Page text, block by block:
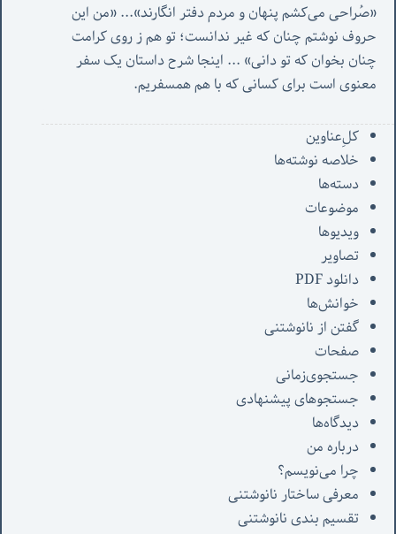
«صُراحی می‌کشم پنهان‌ و مردم‌ دفتر انگارند»... «
چنان بخوان که تو دانی» ...
معنوی است برای کسانی که با هم همسفریم.
کل‌ِعناوین
خلاصه نوشته‌ها
دسته‌ها
موضوعات
ویدیوها
تصاویر
دانلود PDF
خوانش‌ها
گفتن از نانوشتنی
صفحات
جستجوی‌زمانی
جستجوهای پیشنهادی
دیدگاه‌ها
درباره من
چرا می‌نویسم؟
معرفی‌ ساختار نانوشتنی
تقسیم بندی نانوشتنی